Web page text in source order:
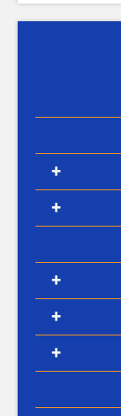
+
+
+
+
+